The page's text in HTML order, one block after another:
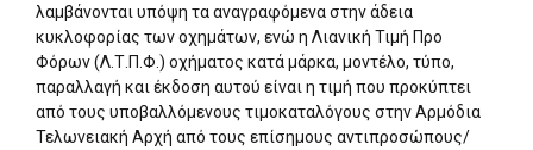
λαμβάνονται υπόψη τα αναγραφόμενα στην άδεια
κυκλοφορίας των οχημάτων, ενώ η Λιανική Τιμή Προ
Φόρων (Λ.Τ.Π.Φ.) οχήματος κατά μάρκα, μοντέλο, τύπο,
παραλλαγή και έκδοση αυτού είναι η τιμή που προκύπτει
από τους υποβαλλόμενους τιμοκαταλόγους στην Αρμόδια
Τελωνειακή Αρχή από τους επίσημους αντιπροσώπους/